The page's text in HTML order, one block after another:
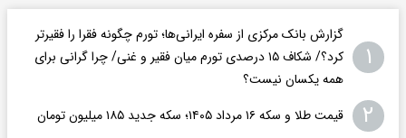
۱
گزارش بانک مرکزی از سفره ایرانی‌ها؛ تورم چگونه فقرا را فقیرتر
کرد؟/ شکاف ۱۵ درصدی تورم میان فقیر و غنی/ چرا گرانی برای
همه یکسان نیست؟
۲ قیمت طلا و سکه ۱۶ مرداد ۱۴۰۵؛ سکه جدید ١٨۵ میلیون تومان